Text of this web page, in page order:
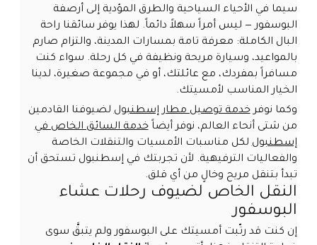
سيما في الأحياء السياحية والطرق المؤدية إلى أرصفة
البوسفور — ليس أمراً سهلاً دائماً. لهذا يوفر سائقنا راحة
البال الكاملة: معرفة تامة بمسارات المدينة، والتزام صارم
بالمواعيد، وسيارة مريحة ونظيفة في كل رحلة. سواء كنت
مسافراً بمفردك، مع عائلتك، أو في مجموعة صغيرة، لدينا
الخيار المناسب لأمسيتك.
وكما نوفرخدمة توصيل مطار إسطنبوللضيوفنا القادمين
من شتى أنحاء العالم، نوفر أيضاًخدمة السائق الخاص في
إسطنبوللكل مناسبات الأمسيات والتنقلات الخاصة
والفعاليات الترفيهية. لأن تجربتك في إسطنبول تستحق أن
تبدأ بتنقل مريح وخالٍ من أي قلق.
النقل الخاص لضيوف رحلات عشاء
البوسفور
إن كنت قد رتّبت أمسيتك على البوسفور ولم يتبقَّ سوى